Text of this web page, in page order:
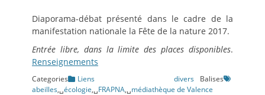
Diaporama-débat présenté dans le cadre de la
manifestation nationale la Fête de la nature 2017.
Entrée libre, dans la limite des places disponibles.
Renseignements
Categories Liens divers
Balises
abeilles,␣écologie,␣FRAPNA,␣médiathèque de Valence